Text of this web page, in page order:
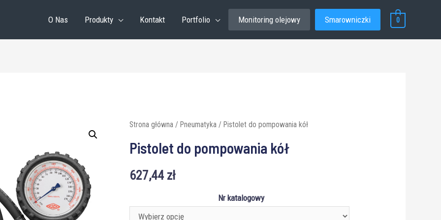
O Nas Produkty Kontakt Portfolio Monitoring olejowy Smarowniczki 0
Strona główna / Pneumatyka / Pistolet do pompowania kół
Pistolet do pompowania kół
627,44 zł
Nr katalogowy